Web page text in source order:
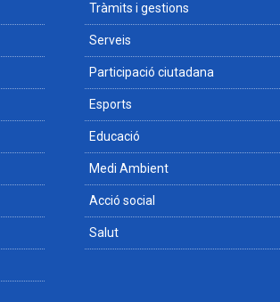
Tràmits i gestions
Serveis
Participació ciutadana
Esports
Educació
Medi Ambient
Acció social
Salut